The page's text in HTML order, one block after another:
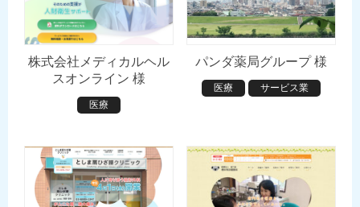
株式会社メディカルヘル
スオンライン 様
医療
パンダ薬局グループ 様
医療 サービス業